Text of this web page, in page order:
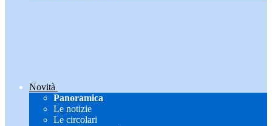
Novità
Panoramica
Le notizie
Le circolari